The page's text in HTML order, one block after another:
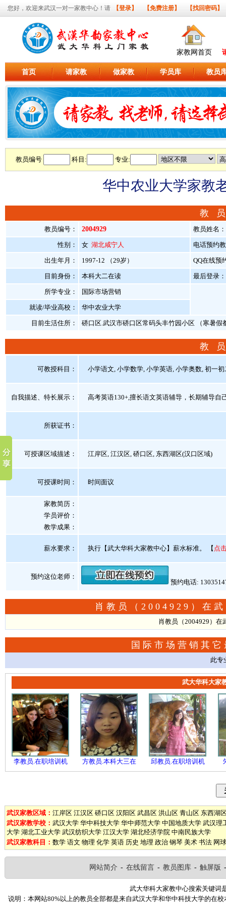
您好，欢迎来武汉一对一家教中心！请 【登录】 【免费注册】 【找回密码】
家教网首页
首页 请家教 做家教 学员库 教员
教员编号 科目: 专业:
华中农业大学家教
教
教员编号： 2004929 教员姓名
性别： 女 湖北咸宁人 电话预约
出生年月： 1997-12 （29岁） QQ在线预
目前身份： 本科大二在读 最后登录
所学专业： 国际市场营销
就读/毕业高校： 华中农业大学
目前生活住所： 硚口区.武汉市硚口区常码头丰竹园小区 （寒暑假
教
可教授科目： 小学语文, 小学数学, 小学英语, 小学奥数, 初一
自我描述、特长展示 ： 高考英语130+,擅长语文英语辅导，长期辅导自
所获证书 ：
可授课区域描述： 江岸区, 江汉区, 硚口区, 东西湖区(汉口区域)
可授课时间： 时间面议
家教简历：
学员评价：
教学成果：
薪水要求： 执行【武大华科大家教中心】薪水标准。 【 点
预约这位老师：
预约电话:
肖教员（2004929）在
肖教员（2004929）在
国际市场营销其
此专
武大华科大家
李教员.在职培训机 方教员.本科大三在 邱教员.在职培训机
武汉家教区域： 江岸区 江汉区 硚口区 汉阳区 武昌区 洪山区 青山区 东西湖
武汉家教学校： 武汉大学 华中科技大学 华中师范大学 中国地质大学 武汉理
大学 湖北工业大学 武汉纺织大学 江汉大学 湖北经济学院 中南民族大学
武汉家教科目： 数学 语文 物理 化学 英语 历史 地理 政治 钢琴 美术 书法 网球
网站简介 - 在线留言 - 教员图库 - 触屏版
武大华科大家教中心搜索关键词
说明：本网站80%以上的教员全部都是来自武汉大学和华中科技大学的在